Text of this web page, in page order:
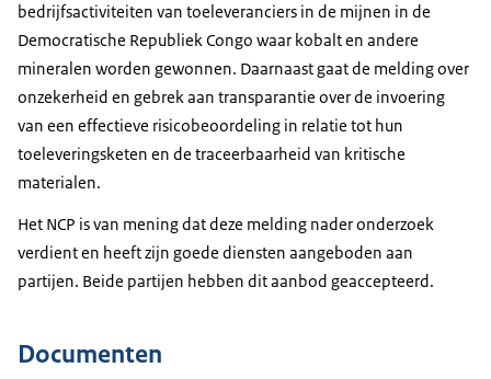
bedrijfsactiviteiten van toeleveranciers in de mijnen in de
Democratische Republiek Congo waar kobalt en andere
mineralen worden gewonnen. Daarnaast gaat de melding over
onzekerheid en gebrek aan transparantie over de invoering
van een effectieve risicobeoordeling in relatie tot hun
toeleveringsketen en de traceerbaarheid van kritische
materialen.
Het NCP is van mening dat deze melding nader onderzoek
verdient en heeft zijn goede diensten aangeboden aan
partijen. Beide partijen hebben dit aanbod geaccepteerd.
Documenten